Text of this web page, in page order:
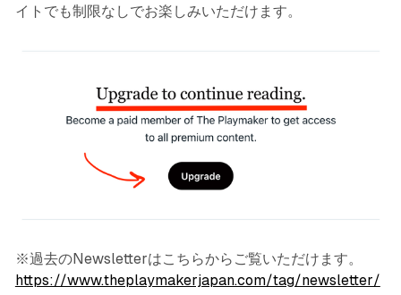
イトでも制限なしでお楽しみいただけます。
※過去のNewsletterはこちらからご覧いただけます。
https://www.theplaymakerjapan.com/tag/newsletter/